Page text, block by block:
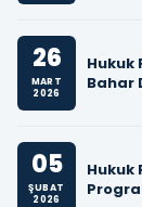
26
MART
2026
Hukuk
Bahar
05
ŞUBAT
2026
Hukuk